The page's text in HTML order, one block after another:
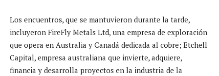
Los encuentros, que se mantuvieron durante la tarde,
incluyeron FireFly Metals Ltd, una empresa de exploración
que opera en Australia y Canadá dedicada al cobre; Etchell
Capital, empresa australiana que invierte, adquiere,
financia y desarrolla proyectos en la industria de la